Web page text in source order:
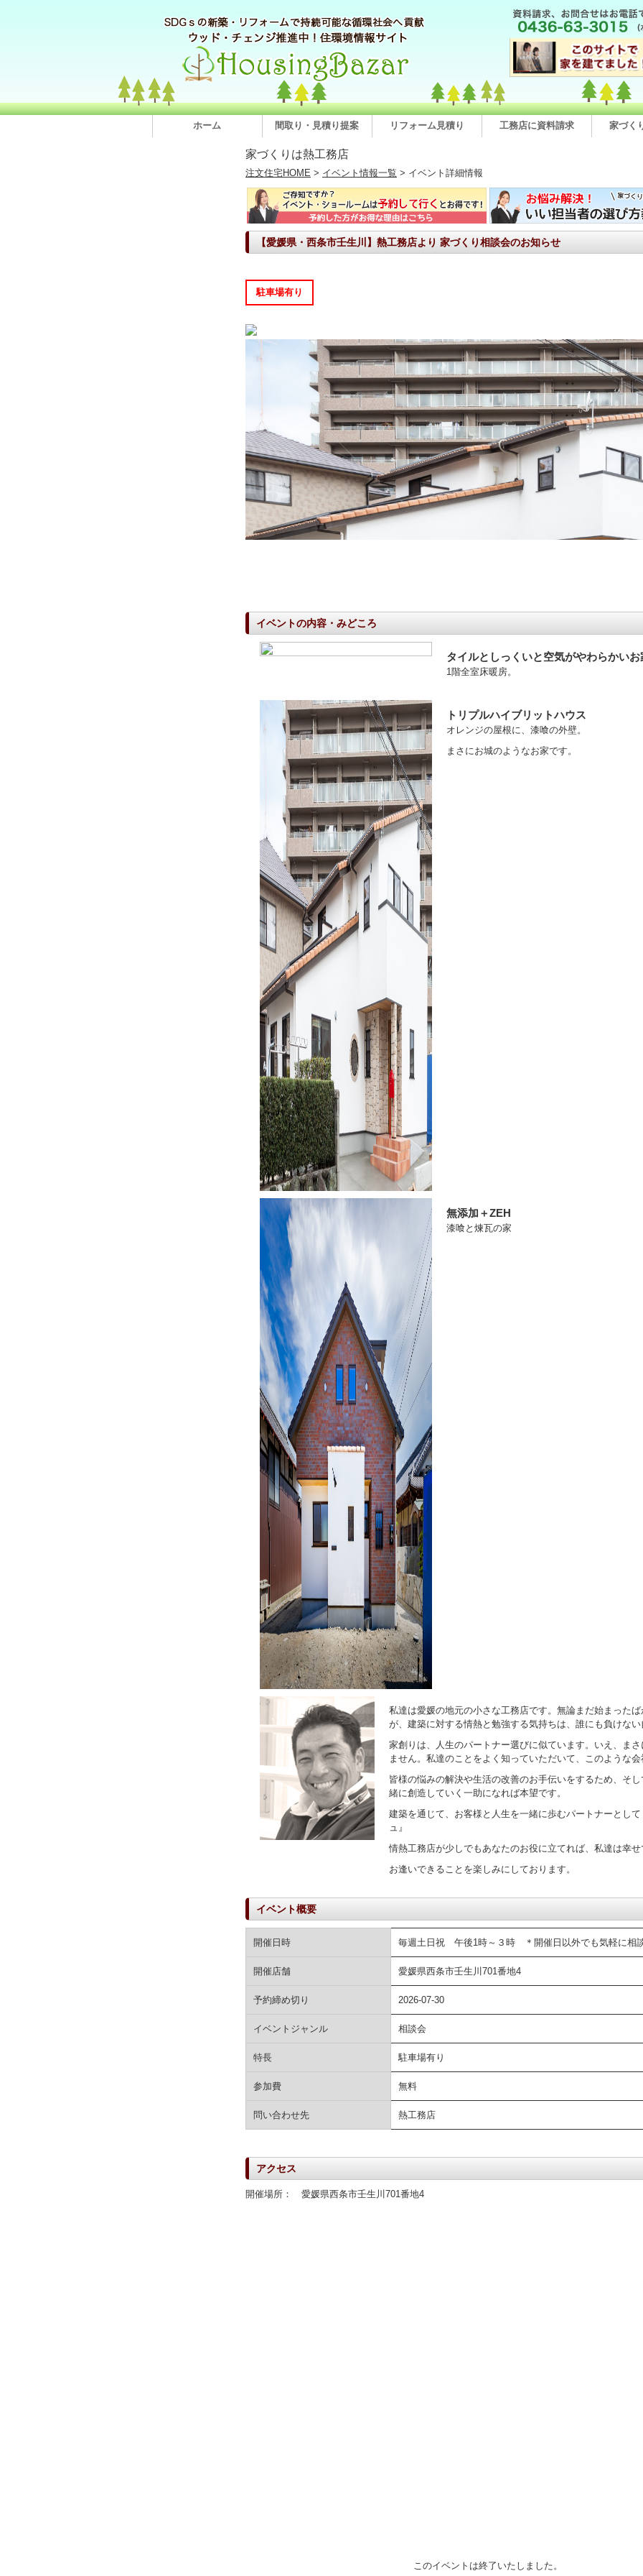
ホーム 間取り・見積り提案 リフォーム見積り 工務店に資料請求 家づく
家づくりは熱工務店
注文住宅HOME > イベント情報一覧 > イベント詳細情報
【愛媛県・西条市壬生川】熱工務店より 家づくり相談会のお知らせ
駐車場有り
イベントの内容・みどころ
タイルとしっくいと空気がやわらかいお
1階全室床暖房。
トリプルハイブリットハウス
オレンジの屋根に、漆喰の外壁。
まさにお城のようなお家です。
無添加＋ZEH
漆喰と煉瓦の家
私達は愛媛の地元の小さな工務店です。無論まだ始まった
が、建築に対する情熱と勉強する気持ちは、誰にも負けな
家創りは、人生のパートナー選びに似ています。いえ、ま
ません。私達のことをよく知っていただいて、このような
皆様の悩みの解決や生活の改善のお手伝いをするため、そ
緒に創造していく一助になれば本望です。
建築を通じて、お客様と人生を一緒に歩むパートナーとし
ュ』
情熱工務店が少しでもあなたのお役に立てれば、私達は幸せ
お逢いできることを楽しみにしております。
イベント概要
開催日時 毎週土日祝 午後1時～３時 ＊開催日以外でも気軽に相
開催店舗 愛媛県西条市壬生川701番地4
予約締め切り 2026-07-30
イベントジャンル 相談会
特長 駐車場有り
参加費 無料
問い合わせ先 熱工務店
アクセス
開催場所： 愛媛県西条市壬生川701番地4
このイベントは終了いたしました。